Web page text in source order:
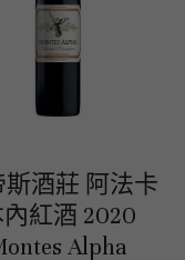
斯酒莊 阿法卡
紅酒 2020
Alpha